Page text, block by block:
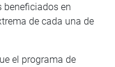
beneficiados en
de cada una de
el programa de